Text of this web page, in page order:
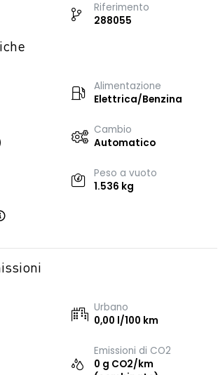
Riferimento
288055
Alimentazione
Elettrica/Benzina
Cambio
Automatico
Peso a vuoto
1.536 kg
Urbano
0,00 l/100 km
Emissioni di CO2
0 g CO2/km